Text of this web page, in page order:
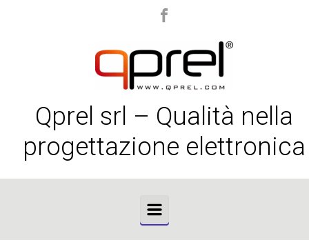
Qprel srl – Qualità nella
progettazione elettronica